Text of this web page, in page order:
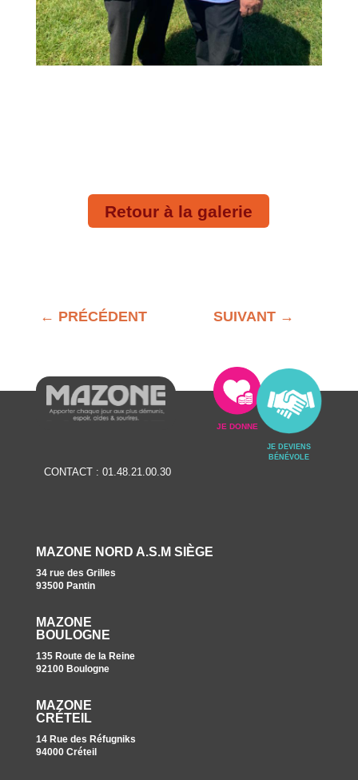
Retour à la galerie
← PRÉCÉDENT SUIVANT →
CONTACT : 01.48.21.00.30
JE DONNE
JE DEVIENS
BÉNÉVOLE
MAZONE NORD A.S.M SIÈGE
34 rue des Grilles
93500 Pantin
MAZONE
BOULOGNE
135 Route de la Reine
92100 Boulogne
MAZONE
CRÉTEIL
14 Rue des Réfugniks
94000 Créteil